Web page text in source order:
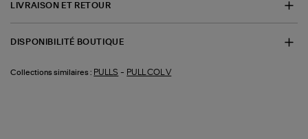
LIVRAISON ET RETOUR
DISPONIBILITÉ BOUTIQUE
Collections similaires : PULLS - PULL COL V